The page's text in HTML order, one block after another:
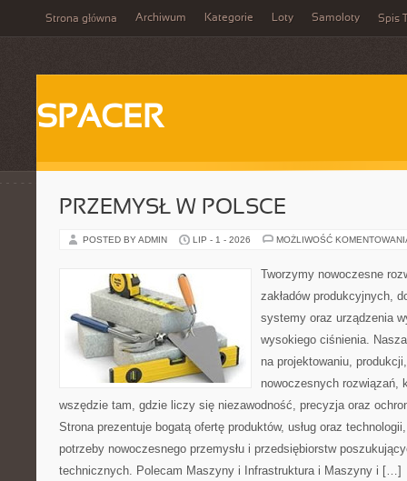
Strona główna Archiwum Kategorie Loty Samoloty Spis
SPACER
PRZEMYSŁ W POLSCE
POSTED BY ADMIN LIP - 1 - 2026 MOŻLIWOŚĆ
Tworzymy nowoczesne
zakładów produkcyjnych,
systemy oraz urządzenia
wysokiego ciśnienia.
na projektowaniu,
nowoczesnych rozwiązań,
wszędzie tam, gdzie liczy się niezawodność, precyzja oraz
Strona prezentuje bogatą ofertę produktów, usług oraz
potrzeby nowoczesnego przemysłu i przedsiębiorstw
technicznych. Polecam Maszyny i Infrastruktura i Maszyny i […]